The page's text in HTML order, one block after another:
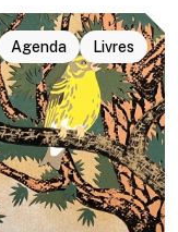
Agenda Livres